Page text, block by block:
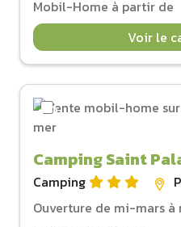
Mobil-Home à partir de
Voir le
Camping Saint
Camping
Ouverture de mi-mars